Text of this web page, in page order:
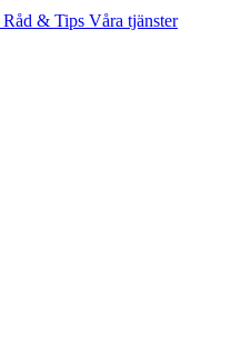
Råd & Tips Våra tjänster